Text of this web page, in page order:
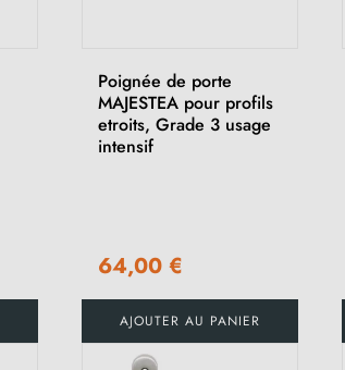
Poignée de porte
MAJESTEA pour profils
etroits, Grade 3 usage
intensif
64,00 €
AJOUTER AU PANIER